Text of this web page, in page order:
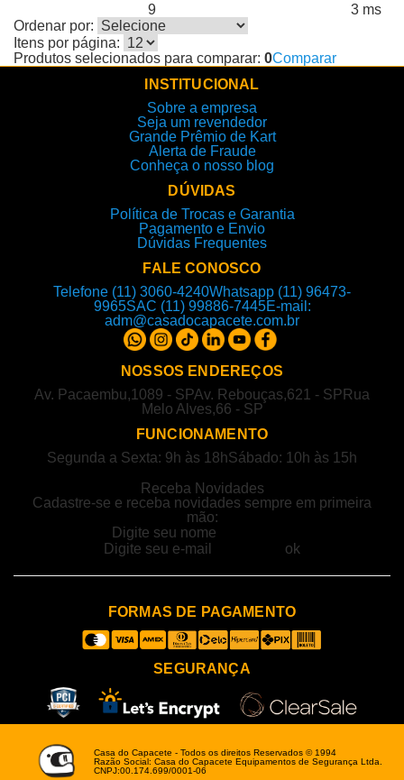
9
3 ms
Ordenar por:
Itens por página:
Produtos selecionados para comparar: 0Comparar
INSTITUCIONAL
Sobre a empresa
Seja um revendedor
Grande Prêmio de Kart
Alerta de Fraude
Conheça o nosso blog
DÚVIDAS
Política de Trocas e Garantia
Pagamento e Envio
Dúvidas Frequentes
FALE CONOSCO
Telefone (11) 3060-4240Whatsapp (11) 96473-
9965SAC (11) 99886-7445E-mail:
adm@casadocapacete.com.br
NOSSOS ENDEREÇOS
Av. Pacaembu,1089 - SPAv. Rebouças,621 - SP Rua
Melo Alves,66 - SP
FUNCIONAMENTO
Segunda a Sexta: 9h às 18hSábado: 10h às 15h
Receba Novidades
Cadastre-se e receba novidades sempre em primeira
mão:
FORMAS DE PAGAMENTO
SEGURANÇA
Casa do Capacete - Todos os direitos Reservados © 1994
Razão Social: Casa do Capacete Equipamentos de Segurança Ltda.
CNPJ:00.174.699/0001-06